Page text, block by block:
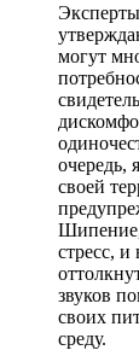
могут
очередь,
своей
Шипение,
стресс, и
звуков
своих
среду.